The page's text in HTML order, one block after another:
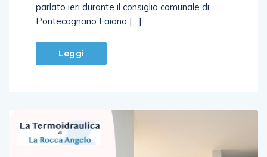
parlato ieri durante il consiglio comunale di
Pontecagnano Faiano […]
Leggi